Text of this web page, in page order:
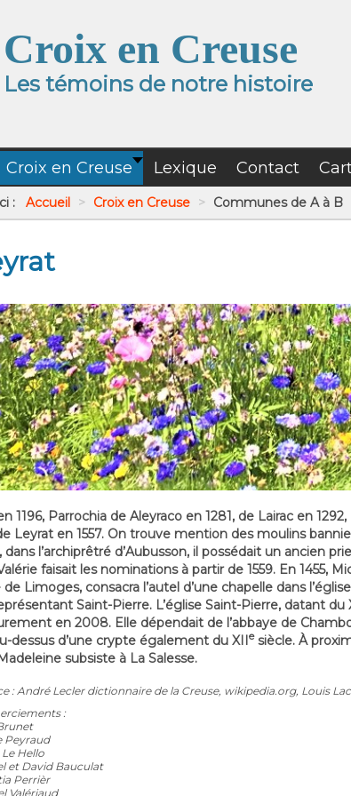
Croix en Creuse
Les témoins de notre histoire
Croix en Creuse Lexique Contact
: Accueil > Croix en Creuse > Communes de A à B
1196, Parrochia de Aleyraco en 1281, de Lairac en
Leyrat en 1557. On trouve mention des moulins
dans l’archiprêtré d’Aubusson, il possédait un ancien
faisait les nominations à partir de 1559. En
Limoges, consacra l’autel d’une chapelle dans
Saint-Pierre. L’église Saint-Pierre, datant du
en 2008. Elle dépendait de l’abbaye de
dessus d’une crypte également du XIIesiècle. À
subsiste à La Salesse.
: André Lecler dictionnaire de la Creuse, wikipedia.org, Louis
:
Peyraud
Le Hello
et David Bauculat
Perrièr
Valériaud